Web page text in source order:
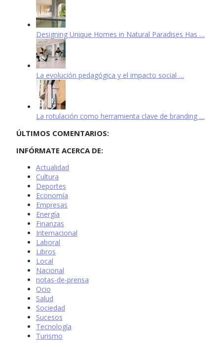
Designing Unique Homes in Natural Paradises Has …
La evolución pedagógica y el impacto social …
La rotulación como herramienta clave de branding …
ÚLTIMOS COMENTARIOS:
INFÓRMATE ACERCA DE:
Actualidad
Cultura
Deportes
Economía
Empresas
Energía
Finanzas
Internacional
Laboral
Libros
Local
Nacional
notas-de-prensa
Ocio
Salud
Sociedad
Sucesos
Tecnología
Turismo